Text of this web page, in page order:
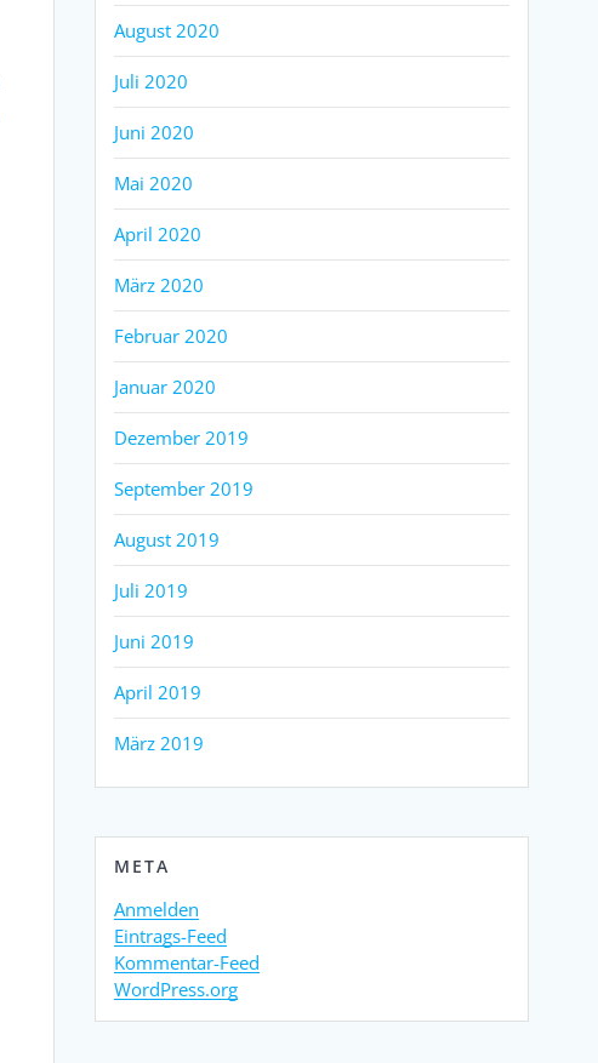
August 2020
Juli 2020
Juni 2020
Mai 2020
April 2020
März 2020
Februar 2020
Januar 2020
Dezember 2019
September 2019
August 2019
Juli 2019
Juni 2019
April 2019
März 2019
META
Anmelden
Eintrags-Feed
Kommentar-Feed
WordPress.org